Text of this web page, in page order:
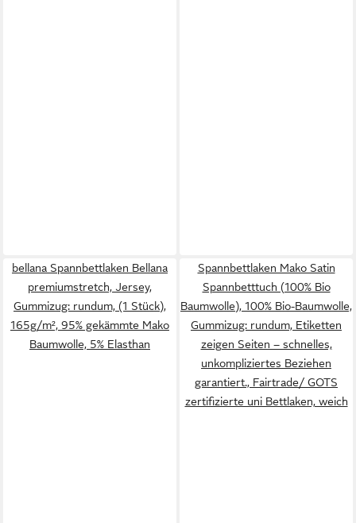
bellana Spannbettlaken Bellana
premiumstretch, Jersey,
Gummizug: rundum, (1 Stück),
165g/m², 95% gekämmte Mako
Baumwolle, 5% Elasthan
Spannbettlaken Mako Satin
Spannbetttuch (100% Bio
Baumwolle), 100% Bio-Baumwolle,
Gummizug: rundum, Etiketten
zeigen Seiten – schnelles,
unkompliziertes Beziehen
garantiert., Fairtrade/ GOTS
zertifizierte uni Bettlaken, weich